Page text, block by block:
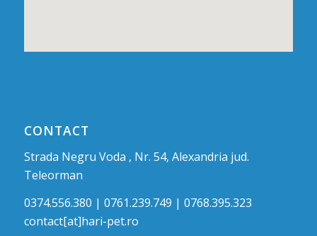
CONTACT
Strada Negru Voda , Nr. 54, Alexandria jud.
Teleorman
0374.556.380 | 0761.239.749 | 0768.395.323
contact[at]hari-pet.ro